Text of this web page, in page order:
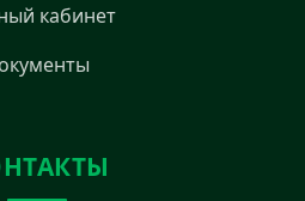
кабинет